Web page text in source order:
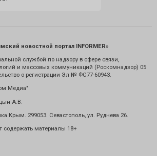
новостной портал INFORMER»
службой по надзору в сфере связи,
и массовых коммуникаций (Роскомнадзор) 05
о регистрации Эл № ФС77-60943.
Медиа"
А.В.
Крым. 299053. Севастополь, ул. Руднева 26.
содержать материалы 18+